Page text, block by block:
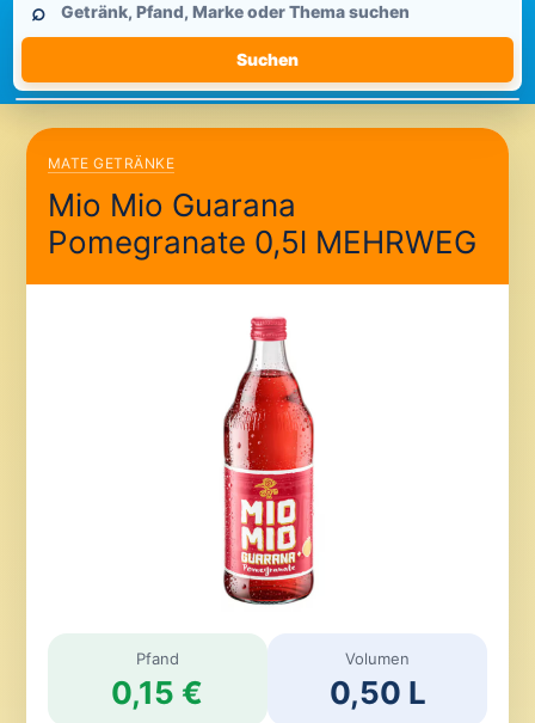
durchsuchen
⌕
Suchen
MATE GETRÄNKE
Mio Mio Guarana
Pomegranate 0,5l MEHRWEG
Pfand
0,15 €
Volumen
0,50 L